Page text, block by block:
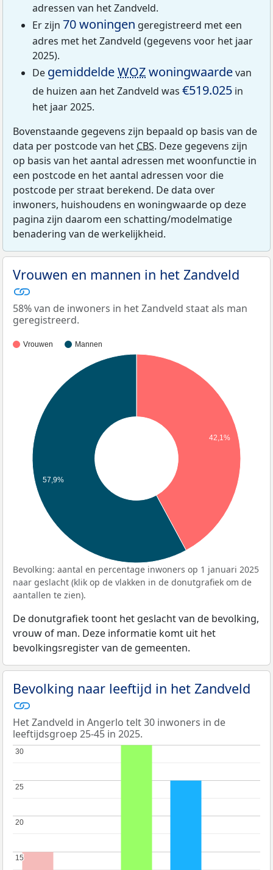
adressen van het Zandveld.
Er zijn 70 woningen geregistreerd met een
adres met het Zandveld (gegevens voor het jaar
2025).
De gemiddeldeWOZwoningwaardevan
de huizen aan het Zandveld was €519.025 in
het jaar 2025.
Bovenstaande gegevens zijn bepaald op basis van de
data per postcode van het CBS. Deze gegevens zijn
op basis van het aantal adressen met woonfunctie in
een postcode en het aantal adressen voor die
postcode per straat berekend. De data over
inwoners, huishoudens en woningwaarde op deze
pagina zijn daarom een schatting/modelmatige
benadering van de werkelijkheid.
Vrouwen en mannen in het Zandveld
58% van de inwoners in het Zandveld staat als man
geregistreerd.
Vrouwen Mannen
42,1%
57,9%
Bevolking: aantal en percentage inwoners op 1 januari 2025
naar geslacht (klik op de vlakken in de donutgrafiek om de
aantallen te zien).
De donutgrafiek toont het geslacht van de bevolking,
vrouw of man. Deze informatie komt uit het
bevolkingsregister van de gemeenten.
Bevolking naar leeftijd in het Zandveld
Het Zandveld in Angerlo telt 30 inwoners in de
leeftijdsgroep 25-45 in 2025.
15
15
20
20
25
25
30
30